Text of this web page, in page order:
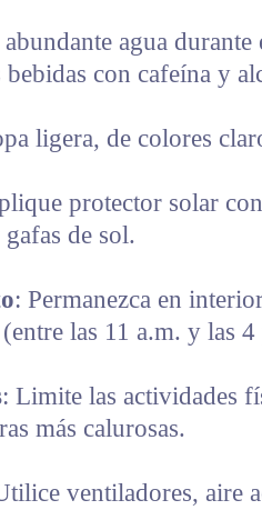
abundante agua
bebidas con cafeína y
ligera, de colores
protector solar
de sol.
: Permanezca en
las 11 a.m. y las
: Limite las actividades
más calurosas.
ventiladores, aire